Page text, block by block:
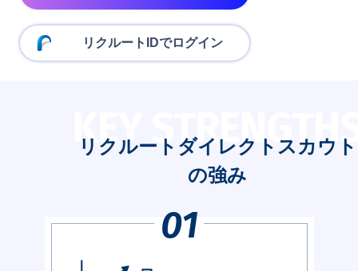
リクルートIDでログイン
KEY
リクルートダイレクトスカウト
の強み